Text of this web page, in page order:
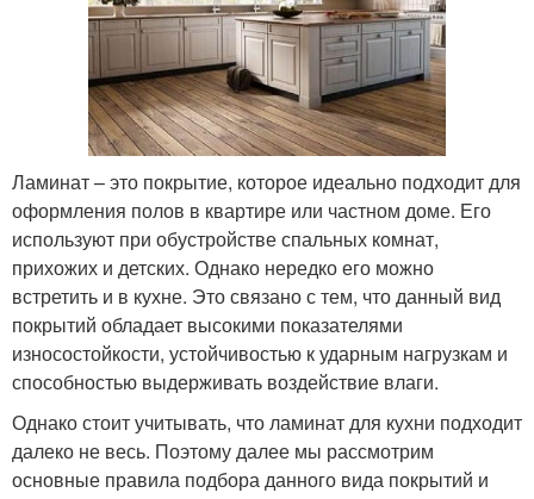
Ламинат – это покрытие, которое идеально подходит для
оформления полов в квартире или частном доме. Его
используют при обустройстве спальных комнат,
прихожих и детских. Однако нередко его можно
встретить и в кухне. Это связано с тем, что данный вид
покрытий обладает высокими показателями
износостойкости, устойчивостью к ударным нагрузкам и
способностью выдерживать воздействие влаги.
Однако стоит учитывать, что ламинат для кухни подходит
далеко не весь. Поэтому далее мы рассмотрим
основные правила подбора данного вида покрытий и